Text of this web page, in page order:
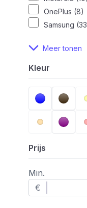
OnePlus (8)
Samsung
Meer tonen
Kleur
Prijs
Min.
€